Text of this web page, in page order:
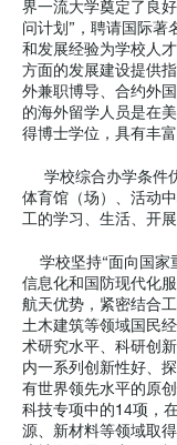
界一流大学奠定了良
问计划”，聘请国际
和发展经验为学校人
方面的发展建设提供
外兼职博导、合约外
的海外留学人员是在
得博士学位，具有丰
学校综合办学条件优
体育馆（场）、活动
工的学习、生活、开
学校坚持“面向国家
信息化和国防现代化
航天优势，紧密结合
土木建筑等领域国民
术研究水平、科研创
内一系列创新性好、
有世界领先水平的原
科技专项中的14项，
源、新材料等领域取